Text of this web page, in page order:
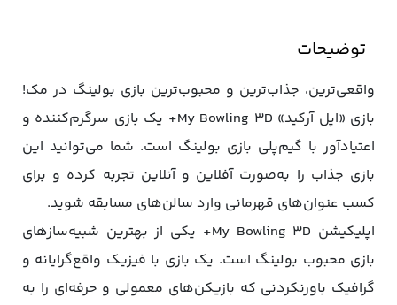
توضیحات
واقعی‌ترین، جذاب‌ترین و محبوب‌ترین بازی بولینگ در مک!
بازی «اپل آرکید» My Bowling 3D+ یک بازی سرگرم‌کننده و
اعتیادآور با گیم‌پلی بازی بولینگ است. شما می‌توانید این
بازی جذاب را به‌صورت آفلاین و آنلاین تجربه کرده و برای
کسب عنوان‌های قهرمانی وارد سالن‌های مسابقه شوید.
اپلیکیشن My Bowling 3D+ یکی از بهترین شبیه‌سازهای
بازی محبوب بولینگ است. یک بازی با فیزیک واقع‌گرایانه و
گرافیک باورنکردنی که بازیکن‌های معمولی و حرفه‌ای را به